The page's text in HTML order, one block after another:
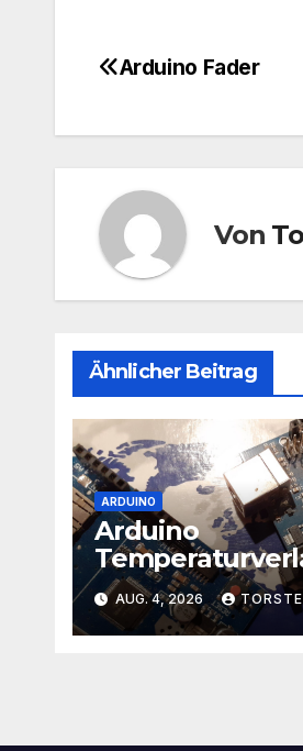
Arduino Fader
Von
Ähnlicher Beitrag
ARDUINO
Arduino
AUG. 4, 2026